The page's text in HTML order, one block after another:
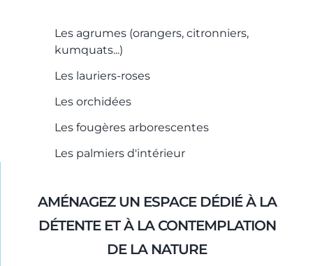
Les agrumes (orangers, citronniers,
kumquats...)
Les lauriers-roses
Les orchidées
Les fougères arborescentes
Les palmiers d'intérieur
AMÉNAGEZ UN ESPACE DÉDIÉ À LA
DÉTENTE ET À LA CONTEMPLATION
DE LA NATURE